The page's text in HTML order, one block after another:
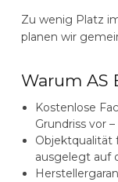
Zu wenig Platz
planen wir
Warum AS
Kostenlose
Grundriss vor
Objektqualität
ausgelegt auf